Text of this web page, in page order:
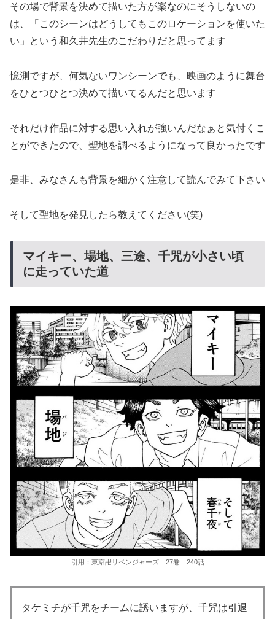
その場で背景を決めて描いた方が楽なのにそうしないの
は、「このシーンはどうしてもこのロケーションを使いた
い」という和久井先生のこだわりだと思ってます
憶測ですが、何気ないワンシーンでも、映画のように舞台
をひとつひとつ決めて描いてるんだと思います
それだけ作品に対する思い入れが強いんだなぁと気付くこ
とができたので、聖地を調べるようになって良かったです
是非、みなさんも背景を細かく注意して読んでみて下さい
そして聖地を発見したら教えてください(笑)
マイキー、場地、三途、千咒が小さい頃
に走っていた道
引用：東京卍リベンジャーズ 27巻 240話
タケミチが千咒をチームに誘いますが、千咒は引退